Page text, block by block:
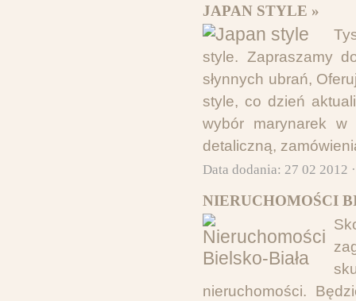
JAPAN STYLE »
style. Zapraszamy
słynnych ubrań,
style, co dzień
wybór marynarek w
detaliczną,
Data dodania: 27 02 2012
NIERUCHOMOŚCI
nieruchomości.